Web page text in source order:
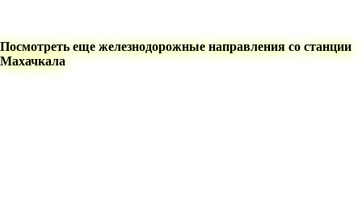
Посмотреть еще железнодорожные направления со станции
Махачкала